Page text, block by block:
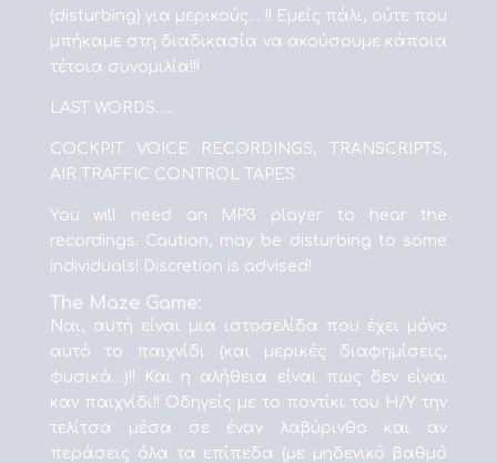
(disturbing) για μερικούς… !! Εμείς πάλι, ούτε που
μπήκαμε στη διαδικασία να ακούσουμε κάποια
τέτοια συνομιλία!!!
LAST WORDS…..
COCKPIT VOICE RECORDINGS, TRANSCRIPTS,
AIR TRAFFIC CONTROL TAPES
You will need an MP3 player to hear the
recordings. Caution, may be disturbing to some
individuals! Discretion is advised!
The Maze Game:
Ναι, αυτή είναι μια ιστοσελίδα που έχει μόνο
αυτό το παιχνίδι (και μερικές διαφημίσεις,
φυσικά…)!! Και η αλήθεια είναι πως δεν είναι
καν παιχνίδι!! Οδηγείς με το ποντίκι του Η/Υ την
τελίτσα μέσα σε έναν λαβύρινθο και αν
περάσεις όλα τα επίπεδα (με μηδενικό βαθμό